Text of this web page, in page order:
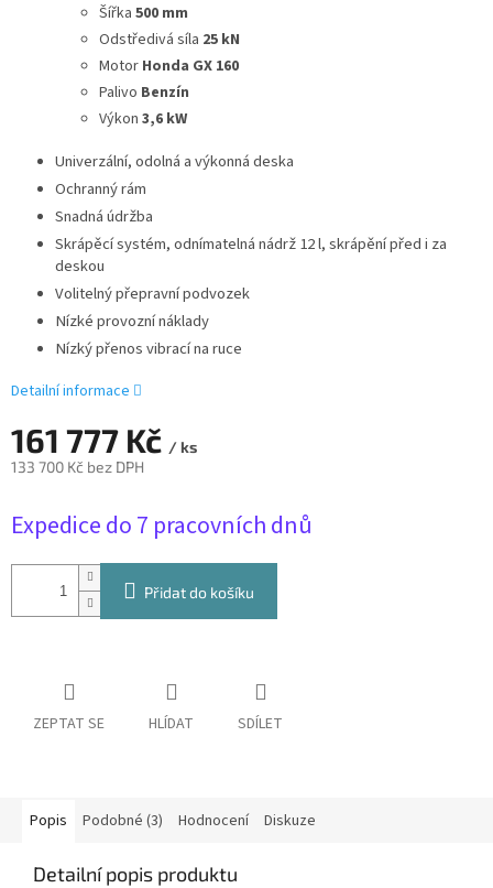
161 777 Kč / ks
133 700 Kč bez DPH
cena:
Expedice do 7 pracovních dnů
Přidat do košíku
Šířka 500 mm
Odstředivá síla 25 kN
Motor Honda GX 160
Palivo Benzín
Výkon 3,6 kW
Univerzální, odolná a výkonná deska
Ochranný rám
Snadná údržba
Skrápěcí systém, odnímatelná nádrž 12 l, skrápění před i za
deskou
Volitelný přepravní podvozek
Nízké provozní náklady
Nízký přenos vibrací na ruce
Detailní informace
ZEPTAT SE HLÍDAT SDÍLET
Popis Podobné (3) Hodnocení Diskuze
Detailní popis produktu